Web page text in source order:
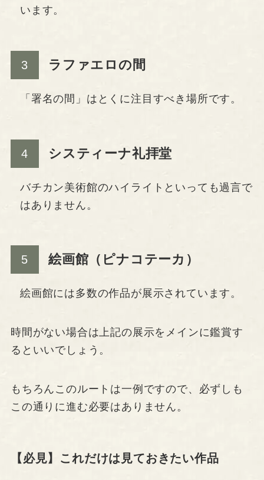
います。
ラファエロの間
「署名の間」はとくに注目すべき場所です。
システィーナ礼拝堂
バチカン美術館のハイライトといっても過言で
はありません。
絵画館（ピナコテーカ）
絵画館には多数の作品が展示されています。
時間がない場合は上記の展示をメインに鑑賞す
るといいでしょう。
もちろんこのルートは一例ですので、必ずしも
この通りに進む必要はありません。
【必見】これだけは見ておきたい作品